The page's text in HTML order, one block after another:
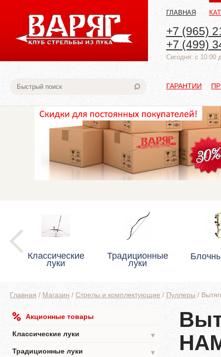
ГЛАВНАЯ
+7 (965)
+7 (499)
Cегодня: с 10:00
ГАРАНТИИ
Классические
луки
Традиционные
луки
Главная / Магазин / Стрелы и комплектующие / Пуллеры /
Акционные товары
Классические луки
▼
Традиционные луки
▼